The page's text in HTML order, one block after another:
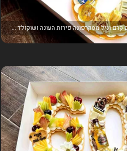
וניל מסקרפונה פירות העונה ושוקולד ...